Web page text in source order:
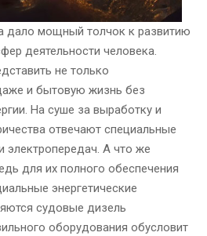
дало мощный толчок к развитию
деятельности человека.
не только
и бытовую жизнь без
На суше за выработку и
отвечают специальные
электропередач. А что же
для их полного обеспечения
энергетические
судовые дизель
оборудования обусловит